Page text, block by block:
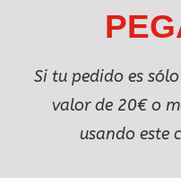
Si tu pedido es
valor de 20€ o
usando este